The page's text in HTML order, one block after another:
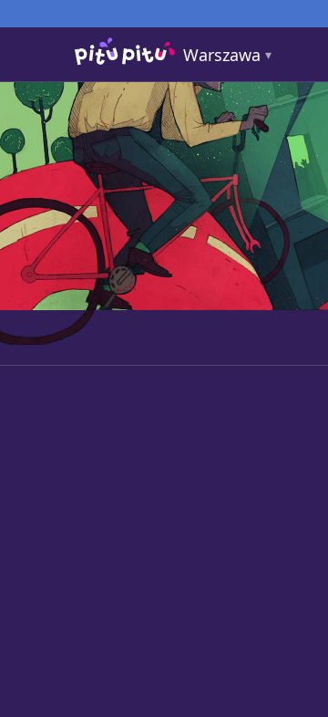
Warszawa